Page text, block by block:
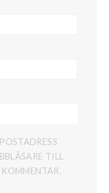
TILL